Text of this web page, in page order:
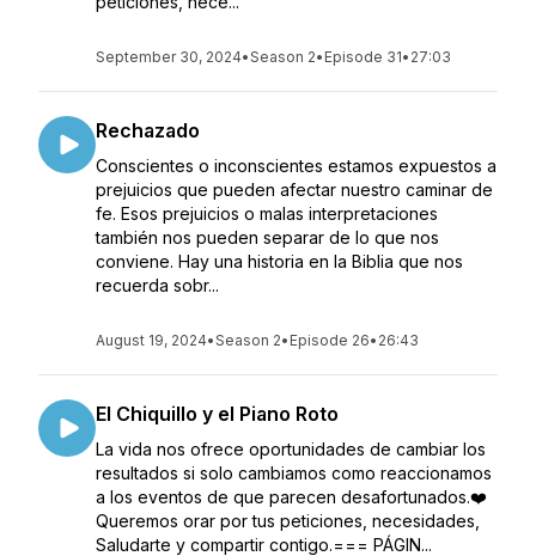
September 30, 2024•Season 2• Episode 31• 27:03
Rechazado
Conscientes o inconscientes estamos expuestos a
prejuicios que pueden afectar nuestro caminar de
fe. Esos prejuicios o malas interpretaciones
también nos pueden separar de lo que nos
conviene. Hay una historia en la Biblia que nos
recuerda sobr...
August 19, 2024•Season 2• Episode 26• 26:43
El Chiquillo y el Piano Roto
La vida nos ofrece oportunidades de cambiar los
resultados si solo cambiamos como reaccionamos
a los eventos de que parecen desafortunados.❤️
Queremos orar por tus peticiones, necesidades,
Saludarte y compartir contigo.=== PÁGIN...